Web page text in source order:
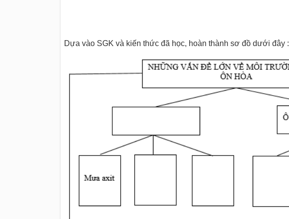
Dựa vào SGK và kiến thức đã học, hoàn thành sơ đồ dưới đây :